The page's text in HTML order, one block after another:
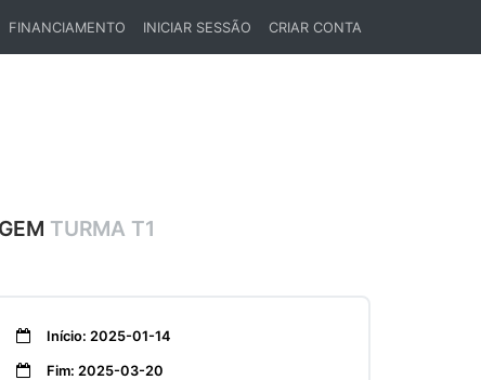
FINANCIAMENTO INICIAR SESSÃO CRIAR CONTA
TURMA T1
Início: 2025-01-14
Fim: 2025-03-20